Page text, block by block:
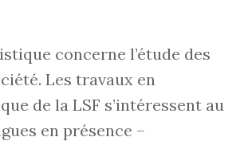
concerne l’étude des
Les travaux en
de la LSF s’intéressent au
en présence –